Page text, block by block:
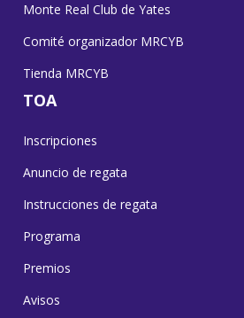
Monte Real Club de Yates
Comité organizador MRCYB
Tienda MRCYB
TOA
Inscripciones
Anuncio de regata
Instrucciones de regata
Programa
Premios
Avisos